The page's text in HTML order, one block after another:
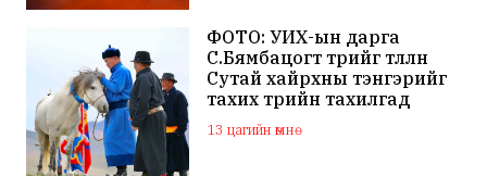
ФОТО: УИХ-ын дарга
С.Бямбацогт төрийг төлөөлөн
Сутай хайрхны тэнгэрийг
тахих төрийн тахилгад
оролцлоо
13 цагийн өмнө